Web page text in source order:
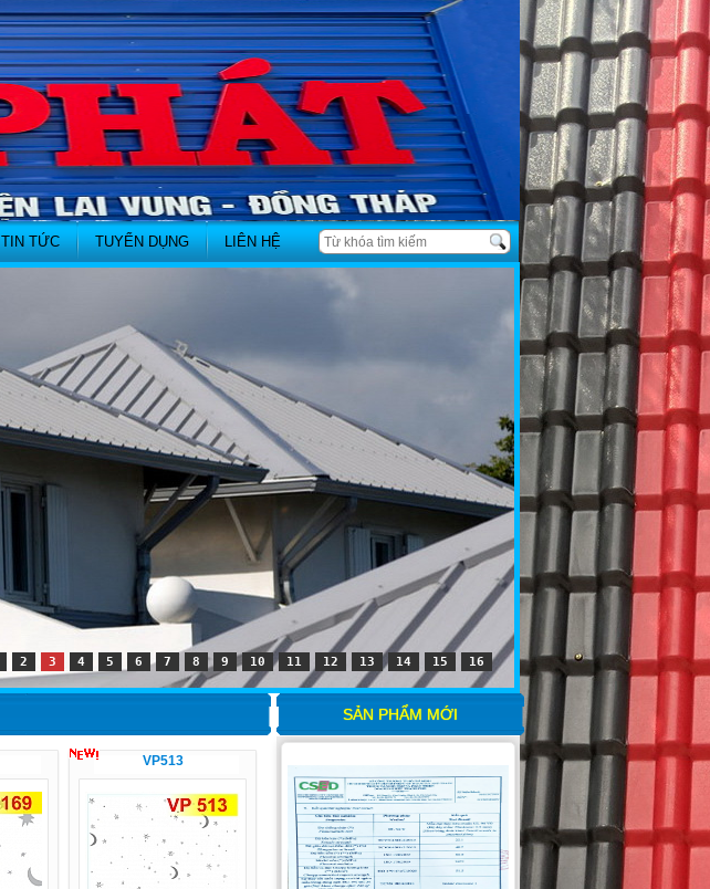
TIN TỨC TUYỂN DỤNG LIÊN HỆ
2 3 4 5 6 7 8 9 10 11 12 13 14 15 16
VP513
SẢN PHẨM MỚI